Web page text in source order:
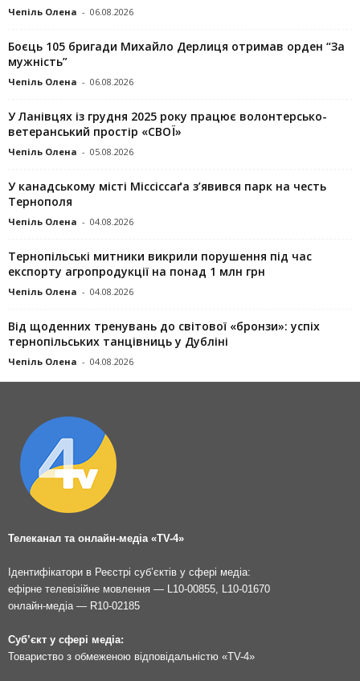
Чепіль Олена - 06.08.2026
Боєць 105 бригади Михайло Дерлиця отримав орден “За
мужність”
Чепіль Олена - 06.08.2026
У Ланівцях із грудня 2025 року працює волонтерсько-
ветеранський простір «СВОЇ»
Чепіль Олена - 05.08.2026
У канадському місті Міссіссаґа з’явився парк на честь
Тернополя
Чепіль Олена - 04.08.2026
Тернопільські митники викрили порушення під час
експорту агропродукції на понад 1 млн грн
Чепіль Олена - 04.08.2026
Від щоденних тренувань до світової «бронзи»: успіх
тернопільських танцівниць у Дубліні
Чепіль Олена - 04.08.2026
Телеканал та онлайн-медіа «TV-4»
Ідентифікатори в Реєстрі суб’єктів у сфері медіа:
ефірне телевізійне мовлення — L10-00855, L10-01670
онлайн-медіа — R10-02185
Суб’єкт у сфері медіа:
Товариство з обмеженою відповідальністю «TV-4»